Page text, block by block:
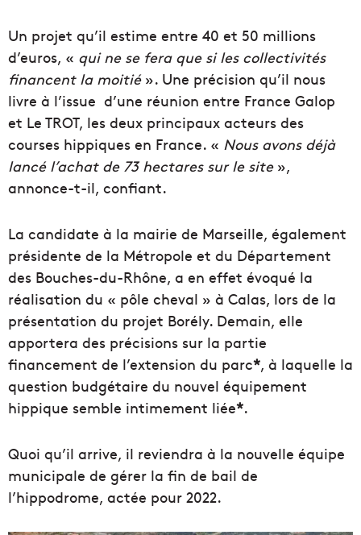
Un projet qu’il estime entre 40 et 50 millions
d’euros, « qui ne se fera que si les collectivités
financent la moitié». Une précision qu’il nous
livre à l’issue d’une réunion entre France Galop
et Le TROT, les deux principaux acteurs des
courses hippiques en France. « Nous avons déjà
lancé l’achat de 73 hectares sur le site»,
annonce-t-il, confiant.
La candidate à la mairie de Marseille, également
présidente de la Métropole et du Département
des Bouches-du-Rhône, a en effet évoqué la
réalisation du « pôle cheval » à Calas, lors de la
présentation du projet Borély. Demain, elle
apportera des précisions sur la partie
financement de l’extension du parc*, à laquelle la
question budgétaire du nouvel équipement
hippique semble intimement liée*.
Quoi qu’il arrive, il reviendra à la nouvelle équipe
municipale de gérer la fin de bail de
l’hippodrome, actée pour 2022.